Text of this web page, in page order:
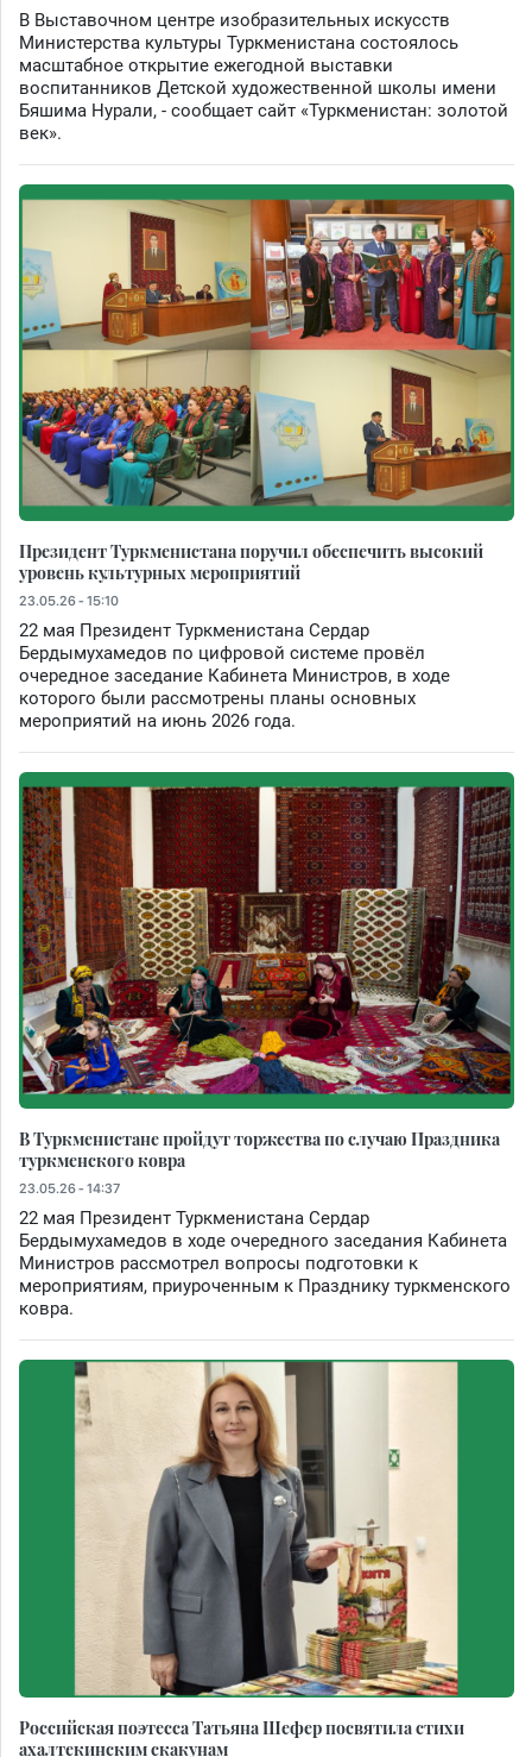
В Выставочном центре изобразительных искусств
Министерства культуры Туркменистана состоялось
масштабное открытие ежегодной выставки
воспитанников Детской художественной школы имени
Бяшима Нурали, - сообщает сайт «Туркменистан: золотой
век».
Президент Туркменистана поручил обеспечить высокий
уровень культурных мероприятий
23.05.26 - 15:10
22 мая Президент Туркменистана Сердар
Бердымухамедов по цифровой системе провёл
очередное заседание Кабинета Министров, в ходе
которого были рассмотрены планы основных
мероприятий на июнь 2026 года.
В Туркменистане пройдут торжества по случаю Праздника
туркменского ковра
23.05.26 - 14:37
22 мая Президент Туркменистана Сердар
Бердымухамедов в ходе очередного заседания Кабинета
Министров рассмотрел вопросы подготовки к
мероприятиям, приуроченным к Празднику туркменского
ковра.
Российская поэтесса Татьяна Шефер посвятила стихи
ахалтекинским скакунам